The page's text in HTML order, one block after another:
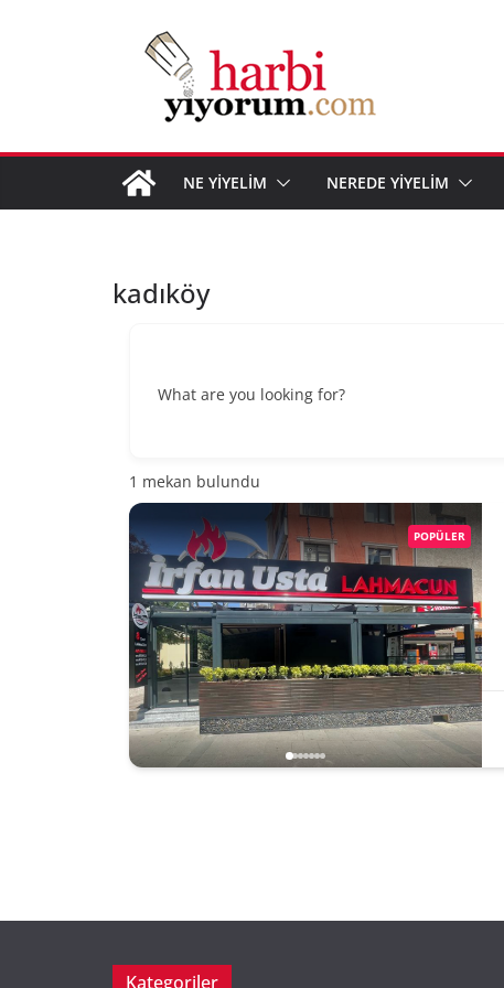
NE YİYELİM NEREDE YİYELİM
kadıköy
What are you looking for?
1 mekan bulundu
POPÜLER
Kategoriler